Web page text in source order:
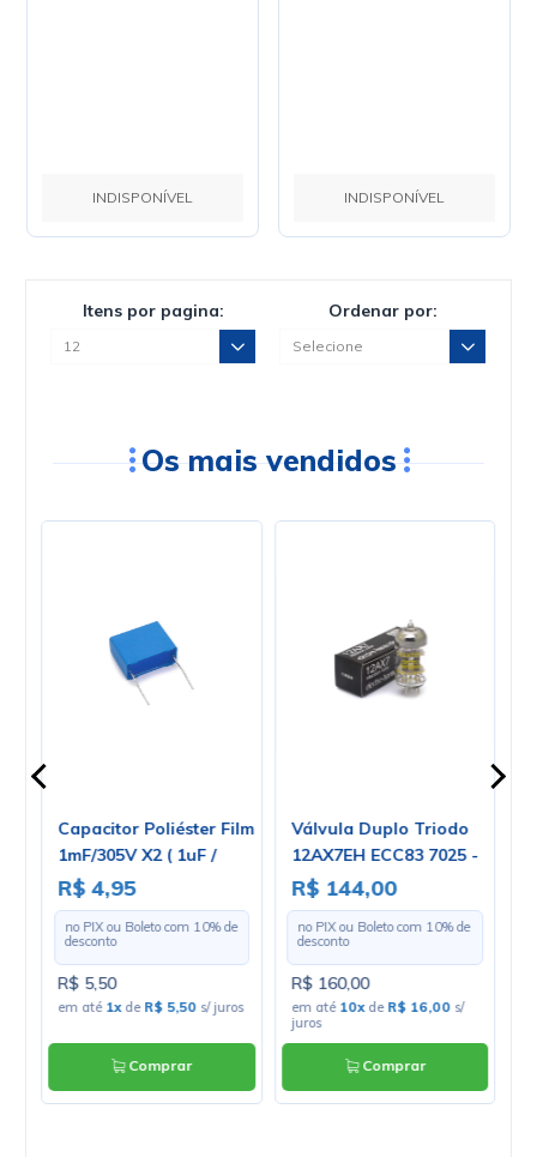
INDISPONÍVEL INDISPONÍVEL
Itens por pagina: Ordenar por:
Os mais vendidos
Capacitor Poliéster Film
1mF/305V X2 ( 1uF /
1000nF / 105 ) Série
32923
R$ 4,95
no PIX ou Boleto com 10% de
desconto
R$ 5,50
em até 1xde R$ 5,50 s/ juros
Comprar
Válvula Duplo Triodo
12AX7EH ECC83 7025 -
Electro-Harmonix
R$ 144,00
no PIX ou Boleto com 10% de
desconto
R$ 160,00
em até 10xde R$ 16,00 s/
juros
Comprar